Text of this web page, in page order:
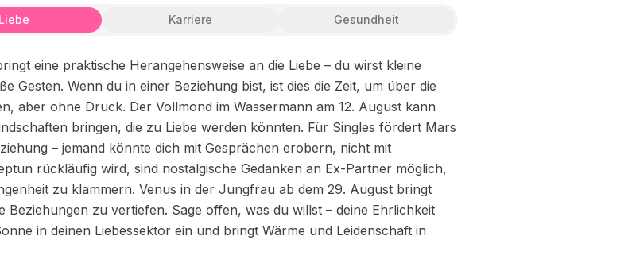
Liebe Karriere Gesundheit
eine praktische Herangehensweise an die Liebe – du wirst kleine
Gesten. Wenn du in einer Beziehung bist, ist dies die Zeit, um über die
aber ohne Druck. Der Vollmond im Wassermann am 12. August kann
bringen, die zu Liebe werden könnten. Für Singles fördert Mars
– jemand könnte dich mit Gesprächen erobern, nicht mit
rückläufig wird, sind nostalgische Gedanken an Ex-Partner möglich,
zu klammern. Venus in der Jungfrau ab dem 29. August bringt
Beziehungen zu vertiefen. Sage offen, was du willst – deine Ehrlichkeit
in deinen Liebessektor ein und bringt Wärme und Leidenschaft in